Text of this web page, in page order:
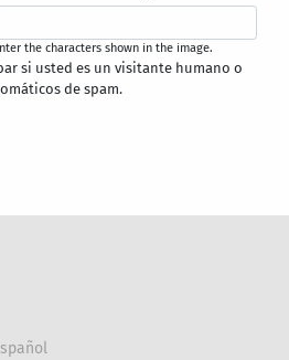
the characters shown in the image.
si usted es un visitante humano o
de spam.